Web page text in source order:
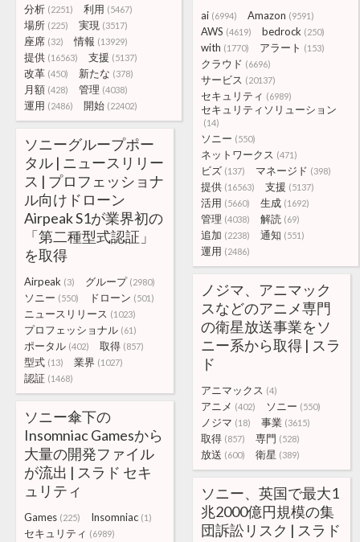
分析 (2251) 利用 (5467)
場所 (225) 実現 (3517)
座席 (32) 情報 (13929)
提供 (16563) 支援 (5137)
改革 (450) 新たな (378)
月額 (428) 管理 (4038)
運用 (2486) 開始 (22402)
ai (6994) Amazon (9591)
AWS (4619) bedrock (250)
with (1770) アラート (153)
クラウド (6696)
サービス (20137)
セキュリティ (6989)
セキュリティソリューション
(14)
ソニー (550)
ネットワークス (471)
ビズ (137) マネージド (398)
提供 (16563) 支援 (5137)
活用 (5660) 生成 (1692)
管理 (4038) 解読 (69)
追加 (2238) 通知 (551)
運用 (2486)
ソニーグループポー
タル | ニュースリリー
ス | プロフェッショナ
ル向けドローン
Airpeak S1が業界初の
「第二種型式認証」
を取得
Airpeak (3) グループ (2980)
ソニー (550) ドローン (501)
ニュースリリース (1023)
プロフェッショナル (61)
ポータル (402) 取得 (857)
型式 (13) 業界 (1027)
認証 (1468)
ノジマ、アニマック
スなどのアニメ専門
の衛星放送事業をソ
ニー系から取得 | スラ
ド
アニマックス (4)
アニメ (402) ソニー (550)
ノジマ (18) 事業 (3615)
取得 (857) 専門 (528)
放送 (600) 衛星 (389)
ソニー傘下の
Insomniac Gamesから
大量の開発ファイル
が流出 | スラド セキ
ュリティ
Games (225) Insomniac (1)
セキュリティ (6989)
ソニー、英国で最大1
兆2000億円規模の集
団訴訟リスク | スラド